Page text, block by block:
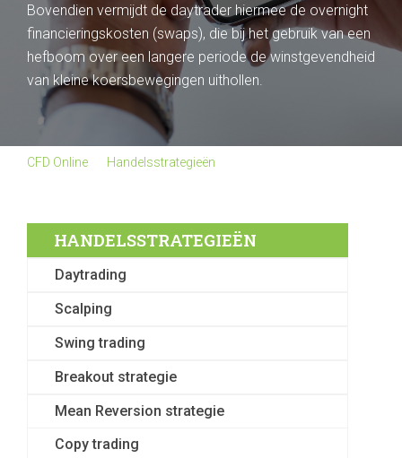
Bovendien vermijdt de daytrader hiermee de overnight
financieringskosten (swaps), die bij het gebruik van een
hefboom over een langere periode de winstgevendheid
van kleine koersbewegingen uithollen.
CFD Online Handelsstrategieën
HANDELSSTRATEGIEËN
Daytrading
Scalping
Swing trading
Breakout strategie
Mean Reversion strategie
Copy trading